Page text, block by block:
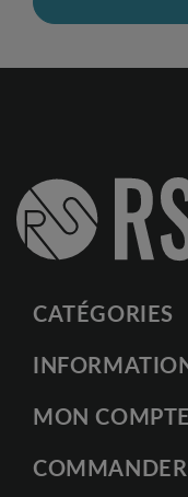
CATÉGORIES
MON COMPTE
COMMANDER